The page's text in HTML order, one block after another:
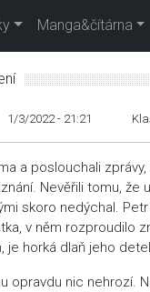
Manga&čítárna
1/3/2022 - 21:21
a poslouchali
Nevěřili tomu,
skoro nedýchal.
v něm rozproudilo
je horká dlaň jeho
opravdu nic nehrozí.